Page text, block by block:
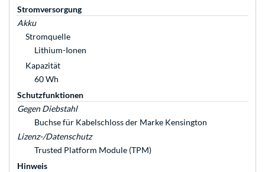
Stromversorgung
Akku
Stromquelle
Lithium-Ionen
Kapazität
60 Wh
Schutzfunktionen
Gegen Diebstahl
Buchse für Kabelschloss der Marke Kensington
Lizenz-/Datenschutz
Trusted Platform Module (TPM)
Hinweis